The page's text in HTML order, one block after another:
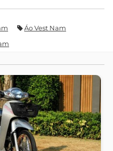
Áo Vest Nam